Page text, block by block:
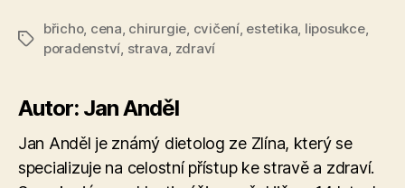
Štítky
břicho, cena, chirurgie, cvičení, estetika, liposukce,
poradenství, strava, zdraví
Autor: Jan Anděl
Jan Anděl je známý dietolog ze Zlína, který se
specializuje na celostní přístup ke stravě a zdraví.